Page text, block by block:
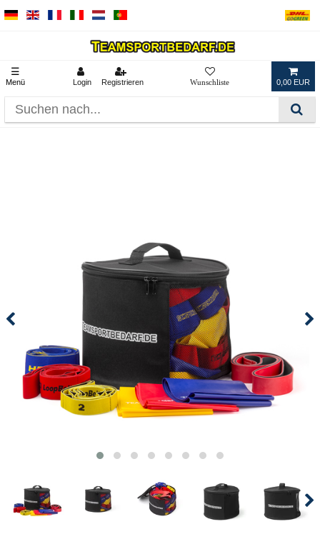
☰
Menü Login Registrieren 0,00 EUR